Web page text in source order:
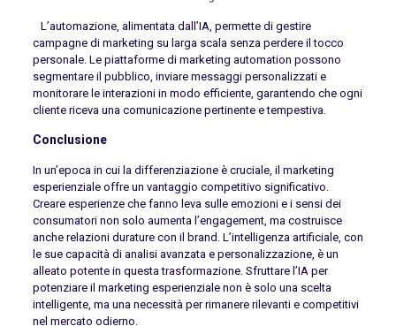
L’automazione, alimentata dall’IA, permette di gestire
campagne di marketing su larga scala senza perdere il tocco
personale. Le piattaforme di marketing automation possono
segmentare il pubblico, inviare messaggi personalizzati e
monitorare le interazioni in modo efficiente, garantendo che ogni
cliente riceva una comunicazione pertinente e tempestiva.
Conclusione
In un’epoca in cui la differenziazione è cruciale, il marketing
esperienziale offre un vantaggio competitivo significativo.
Creare esperienze che fanno leva sulle emozioni e i sensi dei
consumatori non solo aumenta l’engagement, ma costruisce
anche relazioni durature con il brand. L’intelligenza artificiale, con
le sue capacità di analisi avanzata e personalizzazione, è un
alleato potente in questa trasformazione. Sfruttare l’IA per
potenziare il marketing esperienziale non è solo una scelta
intelligente, ma una necessità per rimanere rilevanti e competitivi
nel mercato odierno.